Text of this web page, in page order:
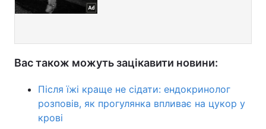
Вас також можуть зацікавити новини:
Після їжі краще не сідати: ендокринолог
розповів, як прогулянка впливає на цукор у
крові